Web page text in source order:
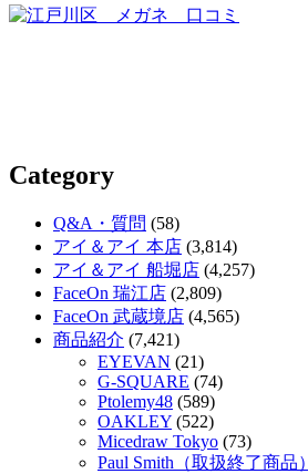
Category
Q&A・質問 (58)
アイ＆アイ 本店 (3,814)
アイ＆アイ 船堀店 (4,257)
FaceOn 瑞江店 (2,809)
FaceOn 武蔵境店 (4,565)
商品紹介 (7,421)
EYEVAN (21)
G-SQUARE (74)
Ptolemy48 (589)
OAKLEY (522)
Micedraw Tokyo (73)
Paul Smith（取扱終了商品）